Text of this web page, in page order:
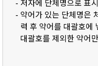
- 저자에 단체명으로 표
- 약어가 있는 단체명은
력 후 약어를 대괄호에
대괄호를 제외한 약어